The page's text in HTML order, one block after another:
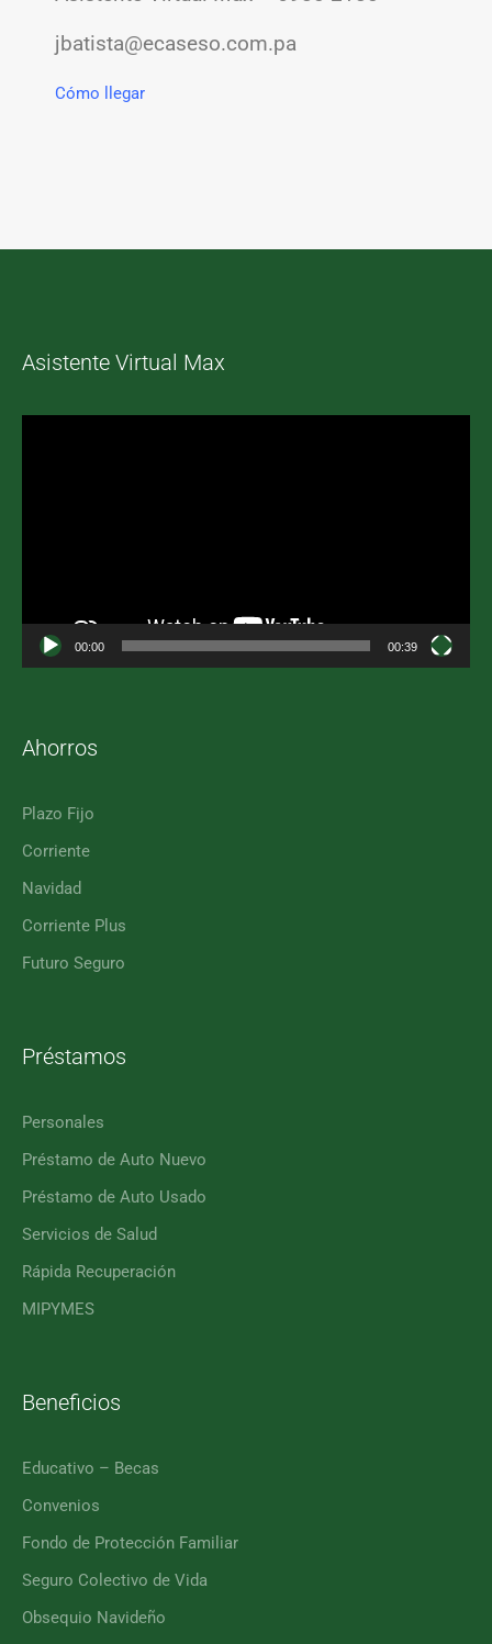
jbatista@ecaseso.com.pa
Cómo llegar
Asistente Virtual Max
00:00 00:39
Ahorros
Plazo Fijo
Corriente
Navidad
Corriente Plus
Futuro Seguro
Préstamos
Personales
Préstamo de Auto Nuevo
Préstamo de Auto Usado
Servicios de Salud
Rápida Recuperación
MIPYMES
Beneficios
Educativo – Becas
Convenios
Fondo de Protección Familiar
Seguro Colectivo de Vida
Obsequio Navideño